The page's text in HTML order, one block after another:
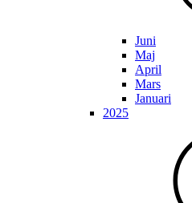
Juni
Maj
April
Mars
Januari
2025